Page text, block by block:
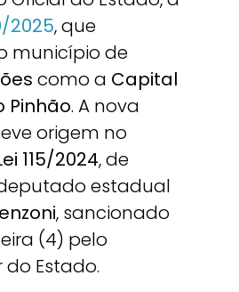
2025, que
município de
como a Capital
Pinhão. A nova
origem no
115/2024, de
estadual
, sancionado
(4) pelo
Estado.